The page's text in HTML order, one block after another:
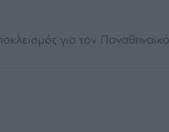
για τον Παναθηναϊκό